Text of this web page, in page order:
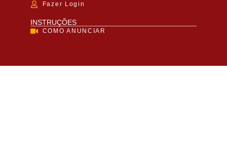
Fazer Login
INSTRUÇÕES
COMO ANUNCIAR